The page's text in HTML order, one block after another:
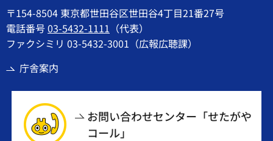
〒154-8504 東京都世田谷区世田谷4丁目21番27号
電話番号03-5432-1111 （代表）
ファクシミリ 03-5432-3001（広報広聴課）
庁舎案内
お問い合わせセンター「せたがや
コール」